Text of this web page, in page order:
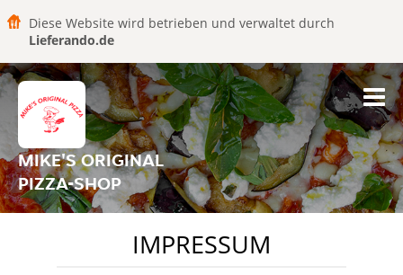
Diese Website wird betrieben und verwaltet durch
Lieferando.de
MIKE'S ORIGINAL
PIZZA-SHOP
IMPRESSUM